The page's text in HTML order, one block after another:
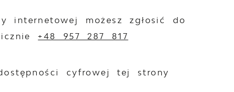
internetowej możesz zgłosić do
+48 957 287 817
cyfrowej tej strony